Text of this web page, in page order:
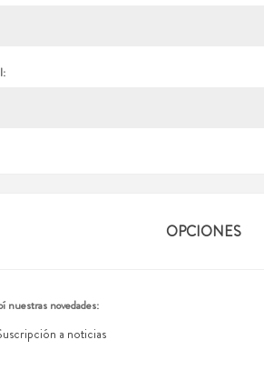
OPCIONES
nuestras novedades:
a noticias